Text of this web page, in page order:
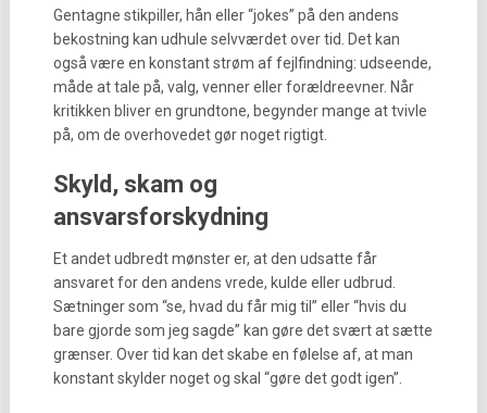
Gentagne stikpiller, hån eller “jokes” på den andens
bekostning kan udhule selvværdet over tid. Det kan
også være en konstant strøm af fejlfindning: udseende,
måde at tale på, valg, venner eller forældreevner. Når
kritikken bliver en grundtone, begynder mange at tvivle
på, om de overhovedet gør noget rigtigt.
Skyld, skam og
ansvarsforskydning
Et andet udbredt mønster er, at den udsatte får
ansvaret for den andens vrede, kulde eller udbrud.
Sætninger som “se, hvad du får mig til” eller “hvis du
bare gjorde som jeg sagde” kan gøre det svært at sætte
grænser. Over tid kan det skabe en følelse af, at man
konstant skylder noget og skal “gøre det godt igen”.